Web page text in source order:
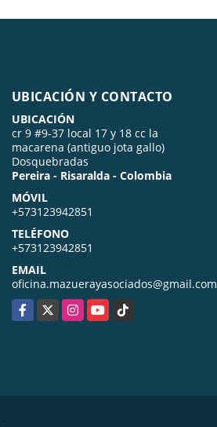
UBICACIÓN Y CONTACTO
UBICACIÓN
cr 9 #9-37 local 17 y 18 cc la
macarena (antiguo jota gallo)
Dosquebradas
Pereira - Risaralda - Colombia
MÓVIL
+573123942851
TELÉFONO
+573123942851
EMAIL
oficina.mazuerayasociados@gmail.com
Facebook
X InstagramYouTubeTikTok